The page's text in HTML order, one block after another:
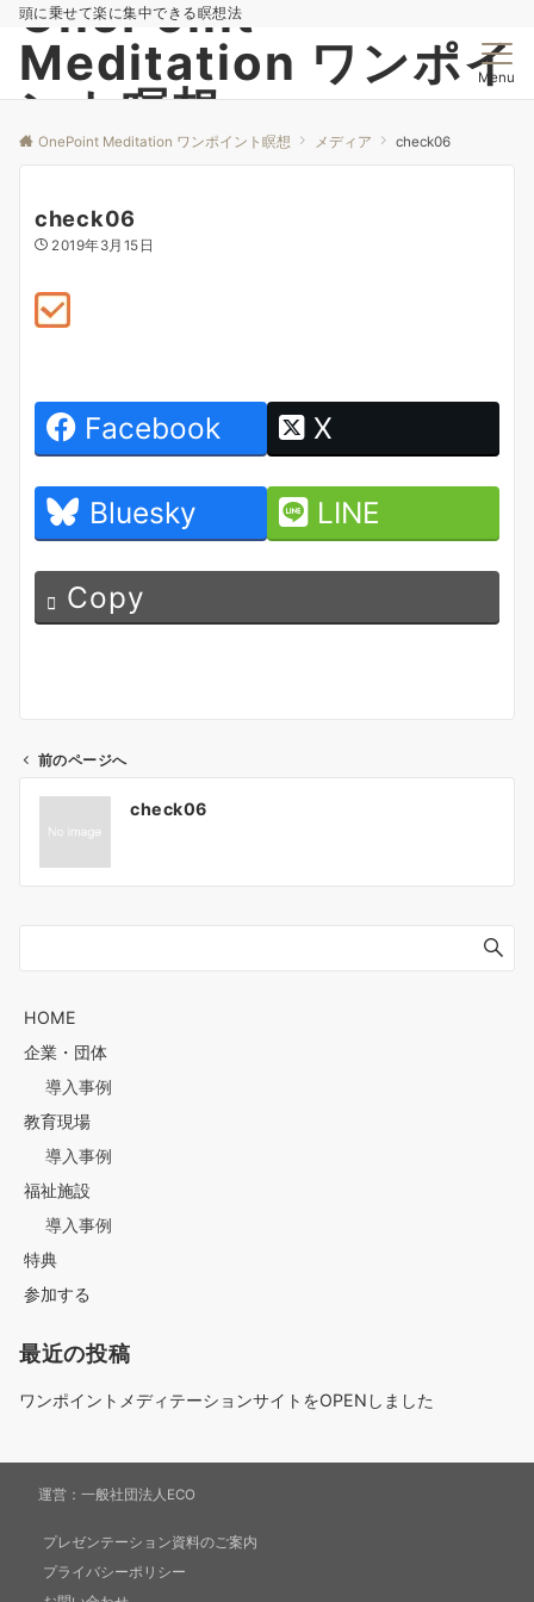
頭に乗せて楽に集中できる瞑想法
OnePoint
Meditation ワンポイ
ント瞑想
Menu
OnePoint Meditation ワンポイント瞑想 メディア check06
check06
2019年3月15日
Facebook X
Bluesky LINE
Copy
投
稿
ナ
ビ
ゲ
ー
シ
ョ
ン
前のページへ
check06
HOME
企業・団体
導入事例
教育現場
導入事例
福祉施設
導入事例
特典
参加する
最近の投稿
ワンポイントメディテーションサイトをOPENしました
運営： 一般社団法人ECO
プレゼンテーション資料のご案内
プライバシーポリシー